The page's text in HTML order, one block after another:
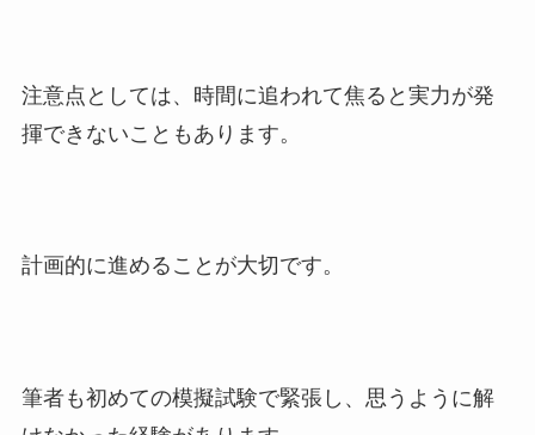
注意点としては、時間に追われて焦ると実力が発
揮できないこともあります。
計画的に進めることが大切です。
筆者も初めての模擬試験で緊張し、思うように解